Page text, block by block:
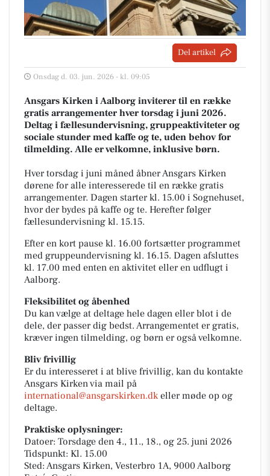
Del artikel
Onsdag d. 03. jun. 2026 - kl. 09:05
Ansgars Kirken i Aalborg inviterer til en række
gratis arrangementer hver torsdag i juni 2026.
Deltag i fællesundervisning, gruppeaktiviteter og
sociale stunder med kaffe og te, uden behov for
tilmelding. Alle er velkomne, inklusive børn.
Hver torsdag i juni måned åbner Ansgars Kirken
dørene for alle interesserede til en række gratis
arrangementer. Dagen starter kl. 15.00 i Sognehuset,
hvor der bydes på kaffe og te. Herefter følger
fællesundervisning kl. 15.15.
Efter en kort pause kl. 16.00 fortsætter programmet
med gruppeundervisning kl. 16.15. Dagen afsluttes
kl. 17.00 med enten en aktivitet eller en udflugt i
Aalborg.
Fleksibilitet og åbenhed
Du kan vælge at deltage hele dagen eller blot i de
dele, der passer dig bedst. Arrangementet er gratis,
kræver ingen tilmelding, og børn er også velkomne.
Bliv frivillig
Er du interesseret i at blive frivillig, kan du kontakte
Ansgars Kirken via mail på
international@ansgarskirken.dkeller møde op og
deltage.
Praktiske oplysninger:
Datoer: Torsdage den 4., 11., 18., og 25. juni 2026
Tidspunkt: Kl. 15.00
Sted: Ansgars Kirken, Vesterbro 1A, 9000 Aalborg